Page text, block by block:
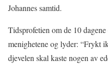
Johannes samtid.
Tidsprofetien om de 10
menighetene og lyder: “Frykt
djevelen skal kaste nogen av